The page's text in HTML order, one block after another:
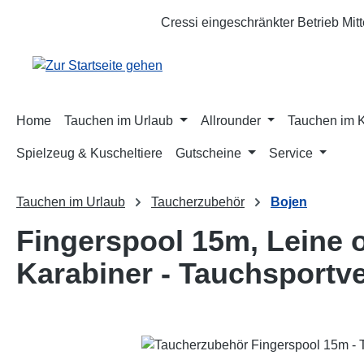
Zur Hauptnavigation springenCressi eingeschränkter Betrieb
Home Tauchen im Urlaub Allrounder Tauchen im
Spielzeug & Kuscheltiere Gutscheine Service
Tauchen im Urlaub Taucherzubehör Bojen
Fingerspool 15m, Leine
Karabiner -
Bildergalerie überspringen